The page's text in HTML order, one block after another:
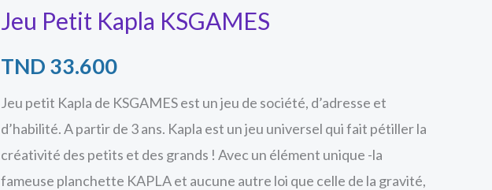
Jeu Petit Kapla KSGAMES
TND 33.600
Jeu petit Kapla de KSGAMES est un jeu de société, d’adresse et
d’habilité. A partir de 3 ans. Kapla est un jeu universel qui fait pétiller la
créativité des petits et des grands ! Avec un élément unique -la
fameuse planchette KAPLA et aucune autre loi que celle de la gravité,